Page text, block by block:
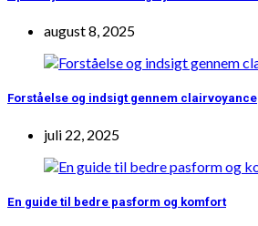
august 8, 2025
Forståelse og indsigt gennem clairvoyance
juli 22, 2025
En guide til bedre pasform og komfort